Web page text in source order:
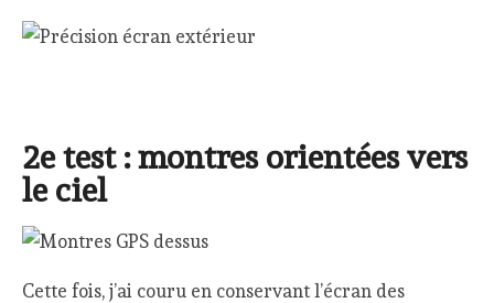
2e test : montres orientées vers
le ciel
Cette fois, j’ai couru en conservant l’écran des